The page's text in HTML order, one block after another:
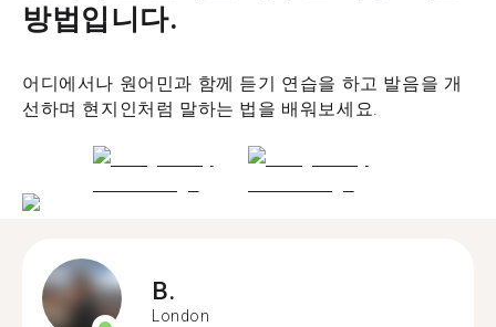
방법입니다.
어디에서나 원어민과 함께 듣기 연습을 하고 발음을 개
선하며 현지인처럼 말하는 법을 배워보세요.
B.
London